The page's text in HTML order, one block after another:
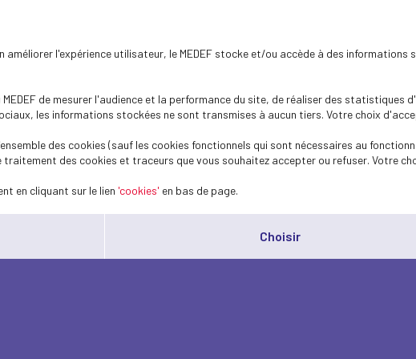
améliorer l'expérience utilisateur, le MEDEF stocke et/ou accède à des
de mesurer l'audience et la performance du site, de réaliser des statistiques
les informations stockées ne sont transmises à aucun tiers. Votre choix
des cookies (sauf les cookies fonctionnels qui sont nécessaires au
des cookies et traceurs que vous souhaitez accepter ou refuser. Votre
en cliquant sur le lien 'cookies' en bas de page.
Choisir